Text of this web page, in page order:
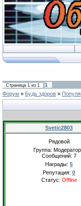
Страница 1 из 1
1
Форум » Будь здоров »
Svetic2803
Рядовой
Группа:
Сообщений: 7
Награды: 5
Репутация: 0
Статус: Offline